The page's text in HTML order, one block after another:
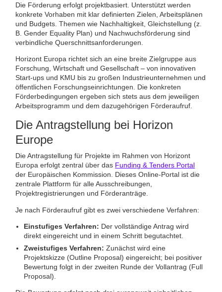
Die Förderung erfolgt projektbasiert. Unterstützt werden
konkrete Vorhaben mit klar definierten Zielen, Arbeitsplänen
und Budgets. Themen wie Nachhaltigkeit, Gleichstellung (z.
B. Gender Equality Plan) und Nachwuchsförderung sind
verbindliche Querschnittsanforderungen.
Horizont Europa richtet sich an eine breite Zielgruppe aus
Forschung, Wirtschaft und Gesellschaft – von innovativen
Start-ups und KMU bis zu großen Industrieunternehmen und
öffentlichen Forschungseinrichtungen. Die konkreten
Förderbedingungen ergeben sich stets aus dem jeweiligen
Arbeitsprogramm und dem dazugehörigen Förderaufruf.
Die Antragstellung bei Horizon
Europe
Die Antragstellung für Projekte im Rahmen von Horizont
Europa erfolgt zentral über das Funding & Tenders Portal
der Europäischen Kommission. Dieses Online-Portal ist die
zentrale Plattform für alle Ausschreibungen,
Projektregistrierungen und Förderanträge.
Je nach Förderaufruf gibt es zwei verschiedene Verfahren:
Einstufiges Verfahren: Der vollständige Antrag wird
direkt eingereicht und in einem Schritt begutachtet.
Zweistufiges Verfahren: Zunächst wird eine
Projektskizze (Outline Proposal) eingereicht; bei positiver
Bewertung folgt in der zweiten Runde der Vollantrag (Full
Proposal).